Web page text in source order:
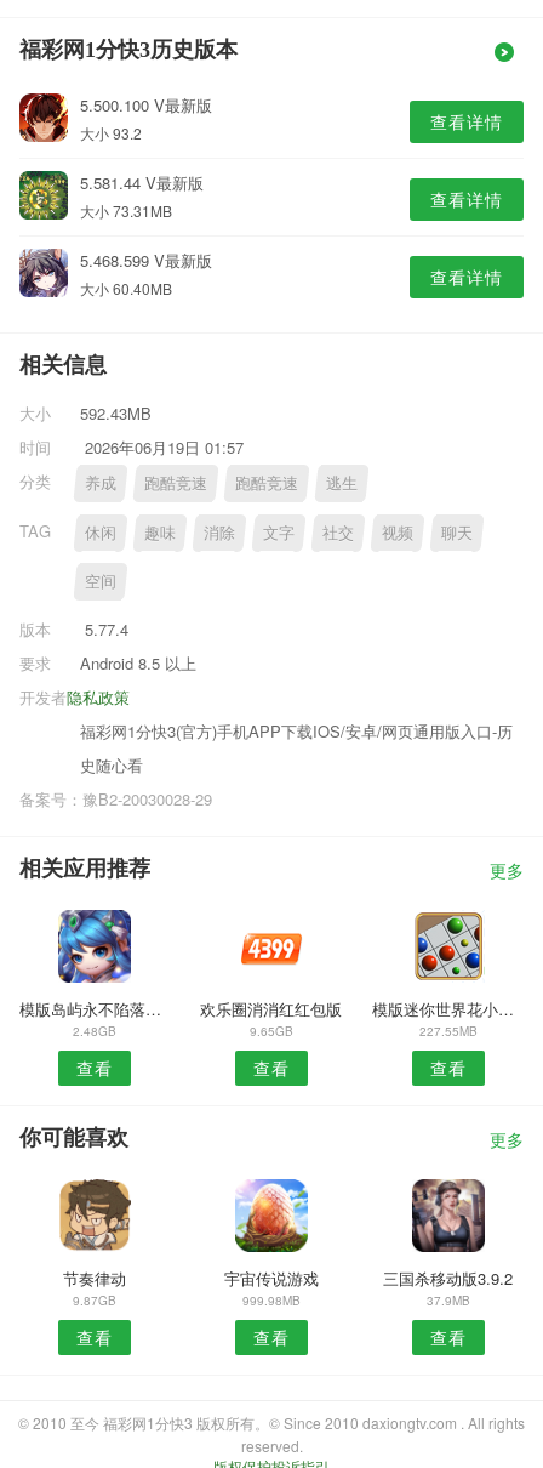
福彩网1分快3历史版本
5.500.100 V最新版
大小 93.2 查看详情
5.581.44 V最新版
大小 73.31MB 查看详情
5.468.599 V最新版
大小 60.40MB 查看详情
相关信息
大小
592.43MB
时间
2026年06月19日 01:57
分类
养成 跑酷竞速 跑酷竞速 逃生
TAG 休闲 趣味 消除 文字 社交 视频 聊天
空间
版本
5.77.4
要求
Android 8.5 以上
隐私政策
开发者
福彩网1分快3(官方)手机APP下载IOS/安卓/网页通用版入口-历
史随心看
备案号：豫B2-20030028-29
相关应用推荐 更多
模版岛屿永不陷落游戏
2.48GB
查看
欢乐圈消消红红包版
9.65GB
查看
模版迷你世界花小楼的星光衣橱官网版
227.55MB
查看
你可能喜欢 更多
节奏律动
9.87GB
查看
宇宙传说游戏
999.98MB
查看
三国杀移动版3.9.2
37.9MB
查看
© 2010 至今 福彩网1分快3 版权所有。© Since 2010 daxiongtv.com . All rights
reserved.